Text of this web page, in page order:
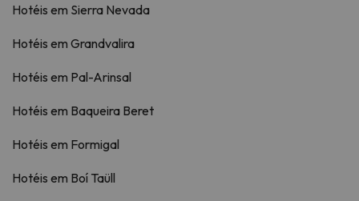
Hotéis em Sierra Nevada
Hotéis em Grandvalira
Hotéis em Pal-Arinsal
Hotéis em Baqueira Beret
Hotéis em Formigal
Hotéis em Boí Taüll